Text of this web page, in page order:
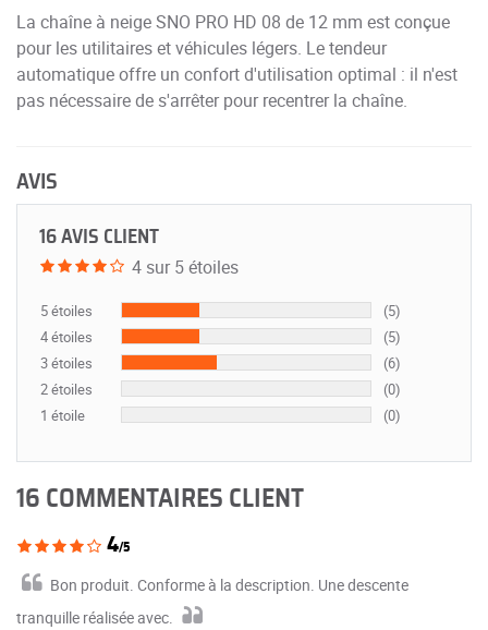
La chaîne à neige SNO PRO HD 08 de 12 mm est conçue
pour les utilitaires et véhicules légers. Le tendeur
automatique offre un confort d'utilisation optimal : il n'est
pas nécessaire de s'arrêter pour recentrer la chaîne.
AVIS
16 AVIS CLIENT
4 sur 5 étoiles
5 étoiles
(5)
4 étoiles
(5)
3 étoiles
(6)
2 étoiles
(0)
1 étoile
(0)
16 COMMENTAIRES CLIENT
4/5
Bon produit. Conforme à la description. Une descente
tranquille réalisée avec.